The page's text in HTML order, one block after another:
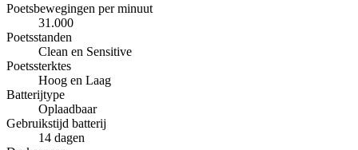
Poetsbewegingen per minuut
31.000
Poetsstanden
Clean en Sensitive
Poetssterktes
Hoog en Laag
Batterijtype
Oplaadbaar
Gebruikstijd batterij
14 dagen